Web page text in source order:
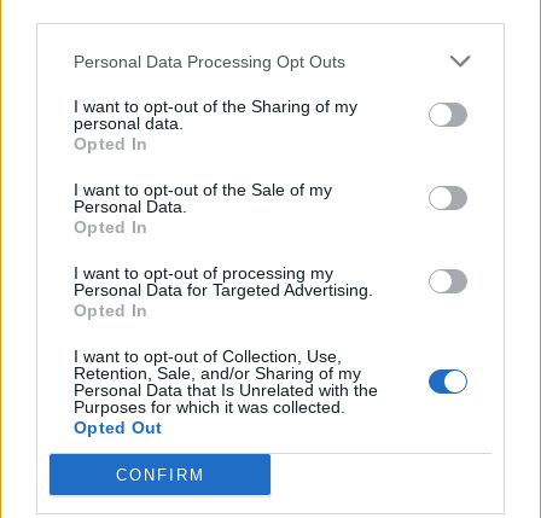
Personal Data Processing Opt Outs
I want to opt-out of the Sharing of my
personal data.
Opted In
I want to opt-out of the Sale of my
Personal Data.
Opted In
I want to opt-out of processing my
Personal Data for Targeted Advertising.
Opted In
I want to opt-out of Collection, Use,
Retention, Sale, and/or Sharing of my
Personal Data that Is Unrelated with the
Purposes for which it was collected.
Opted Out
CONFIRM
Komentarai
Rašyti komentarą
Jūsų vardas
Komentaras